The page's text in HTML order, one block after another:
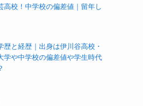
高校！中学校の偏差値｜留年し
歴と経歴｜出身は伊川谷高校・
学や中学校の偏差値や学生時代